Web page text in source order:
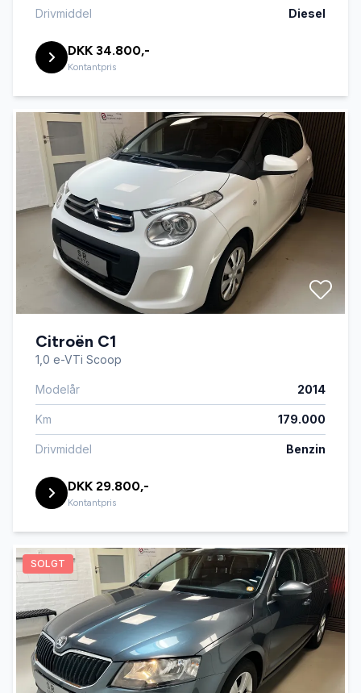
Drivmiddel Diesel
DKK 34.800,-
Kontantpris
Citroën C1
1,0 e-VTi Scoop
Modelår 2014
Km 179.000
Drivmiddel Benzin
DKK 29.800,-
Kontantpris
SOLGT